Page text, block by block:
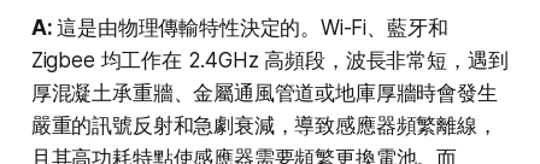
A:這是由物理傳輸特性決定的。Wi-Fi、藍牙和
Zigbee 均工作在 2.4GHz 高頻段，波長非常短，遇到
厚混凝土承重牆、金屬通風管道或地庫厚牆時會發生
嚴重的訊號反射和急劇衰減，導致感應器頻繁離線，
且其高功耗特點使感應器需要頻繁更換電池。而